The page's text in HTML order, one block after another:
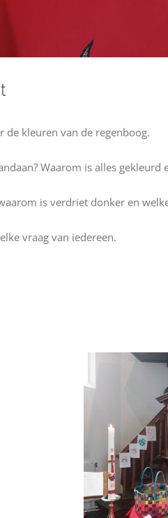
de kleuren van de regenboog.
Waarom is alles
is verdriet donker en
vraag van iedereen.